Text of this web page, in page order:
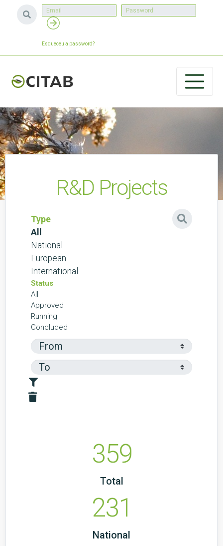
Esqueceu a password?
R&D Projects
Type
All
National
European
International
Status
All
Approved
Running
Concluded
359
Total
231
National